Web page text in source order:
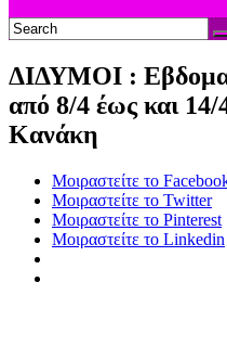
ΔΙΔΥΜΟΙ :
από 8/4 έως και
Κανάκη
Μοιραστείτε το
Μοιραστείτε το Twitter
Μοιραστείτε το Pinterest
Μοιραστείτε το Linkedin